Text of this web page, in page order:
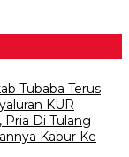
Tubaba Terus
KUR
Pria Di Tulang
Kabur Ke